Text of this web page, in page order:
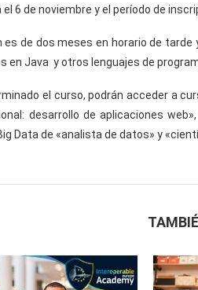
6 de noviembre y el período de
es de dos meses en horario de
en Java y otros lenguajes de
el curso, podrán acceder a
desarrollo de aplicaciones
Data de «analista de datos» y